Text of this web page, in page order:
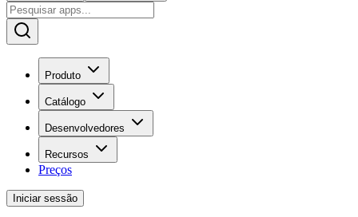
Produto
Catálogo
Desenvolvedores
Recursos
Preços
Iniciar sessão